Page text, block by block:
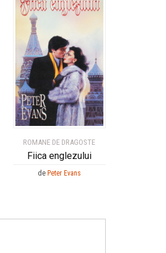
ROMANE DE DRAGOSTE
Fiica englezului
de Peter Evans